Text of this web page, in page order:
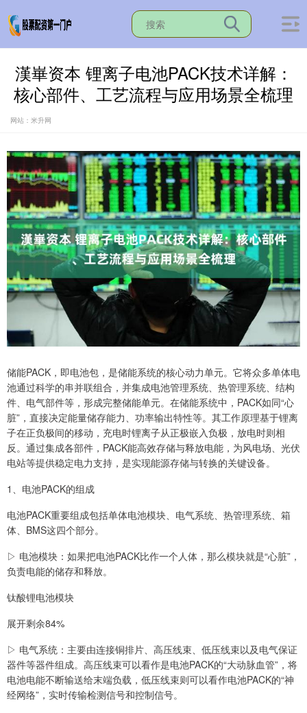
漢崋资本 锂离子电池PACK技术详解：
核心部件、工艺流程与应用场景全梳理
网站：米升网
储能PACK，即电池包，是储能系统的核心动力单元。它将众多单体电
池通过科学的串并联组合，并集成电池管理系统、热管理系统、结构
件、电气部件等，形成完整储能单元。在储能系统中，PACK如同“心
脏”，直接决定能量储存能力、功率输出特性等。其工作原理基于锂离
子在正负极间的移动，充电时锂离子从正极嵌入负极，放电时则相
反。通过集成各部件，PACK能高效存储与释放电能，为风电场、光伏
电站等提供稳定电力支持，是实现能源存储与转换的关键设备。
1、电池PACK的组成
电池PACK重要组成包括单体电池模块、电气系统、热管理系统、箱
体、BMS这四个部分。
▷ 电池模块：如果把电池PACK比作一个人体，那么模块就是“心脏”，
负责电能的储存和释放。
钛酸锂电池模块
展开剩余84%
▷ 电气系统：主要由连接铜排片、高压线束、低压线束以及电气保证
器件等器件组成。高压线束可以看作是电池PACK的“大动脉血管”，将
电池电能不断输送给末端负载，低压线束则可以看作电池PACK的“神
经网络”，实时传输检测信号和控制信号。